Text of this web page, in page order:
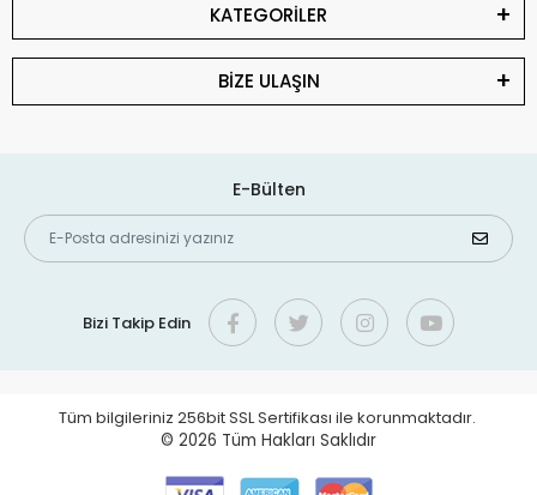
KATEGORİLER
BİZE ULAŞIN
E-Bülten
Bizi Takip Edin
Tüm bilgileriniz 256bit SSL Sertifikası ile korunmaktadır.
© 2026 Tüm Hakları Saklıdır